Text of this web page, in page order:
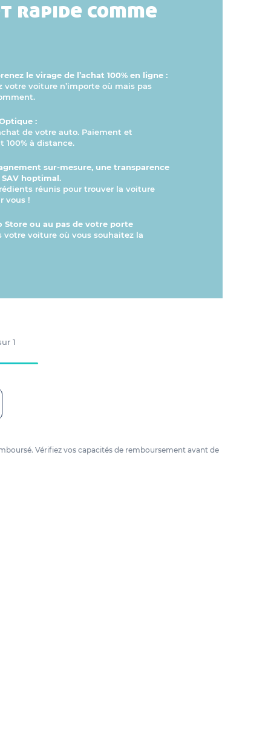
rapide comme
le virage de l’achat 100% en ligne :
votre voiture n’importe où mais pas
:
de votre auto. Paiement et
100% à distance.
sur-mesure, une transparence
hoptimal.
réunis pour trouver la voiture
vous !
Store ou au pas de votre porte
votre voiture où vous souhaitez la
1
Vérifiez vos capacités de remboursement avant de